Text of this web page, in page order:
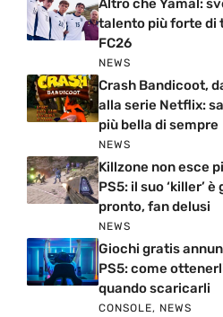
Altro che Yamal:
talento più forte di
FC26
NEWS
Crash Bandicoot,
alla serie Netflix:
più bella di sempre
NEWS
Killzone non esce
PS5: il suo ‘killer’ è
pronto, fan delusi
NEWS
Giochi gratis
PS5: come
quando scaricarli
CONSOLE, NEWS